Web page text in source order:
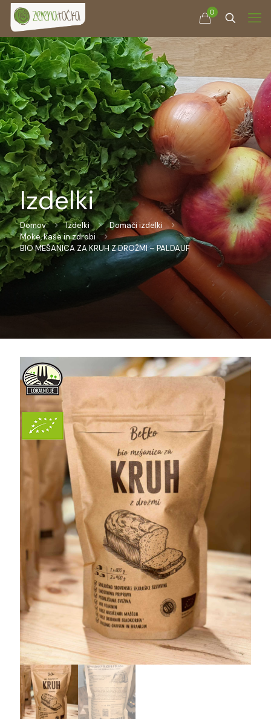
0
Izdelki
Domov Izdelki
Domači izdelki
Moke, kaše in zdrobi
BIO MEŠANICA ZA KRUH Z DROŽMI – PALDAUF